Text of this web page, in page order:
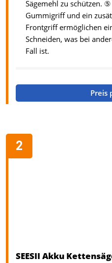
Sägemehl zu schützen.
Gummigriff und ein
Frontgriff ermöglichen
Schneiden, was bei
Fall ist.
Preis
SEESII Akku